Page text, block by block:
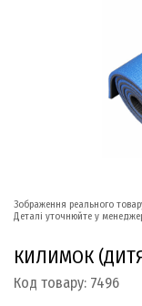
Зображення реального
Деталі уточнюйте у
КИЛИМОК
Код товару: 7496